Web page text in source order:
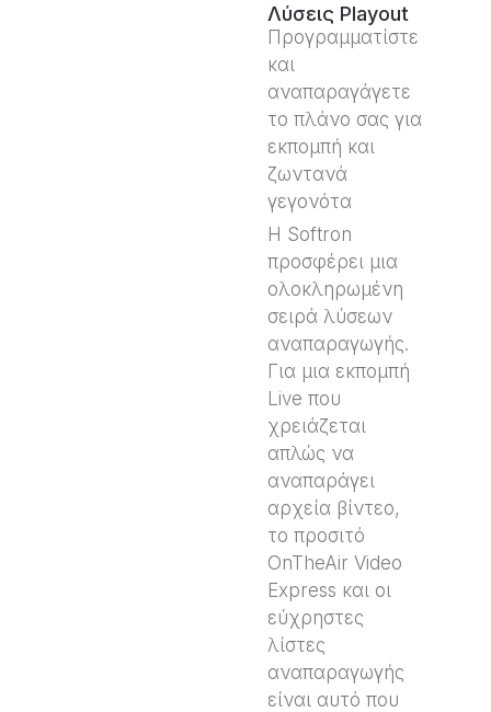
Λύσεις Playout
Προγραμματίστε
και
αναπαραγάγετε
το πλάνο σας για
εκπομπή και
ζωντανά
γεγονότα
Η Softron
προσφέρει μια
ολοκληρωμένη
σειρά λύσεων
αναπαραγωγής.
Για μια εκπομπή
Live που
χρειάζεται
απλώς να
αναπαράγει
αρχεία βίντεο,
το προσιτό
OnTheAir Video
Express και οι
εύχρηστες
λίστες
αναπαραγωγής
είναι αυτό που